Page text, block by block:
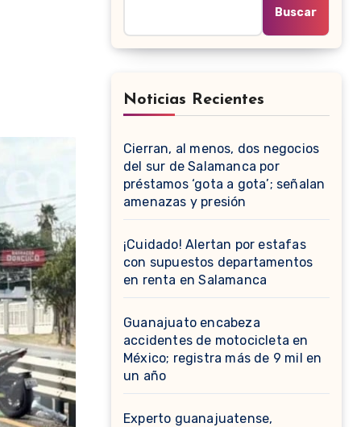
Buscar
Noticias Recientes
Cierran, al menos, dos negocios
del sur de Salamanca por
préstamos ‘gota a gota’; señalan
amenazas y presión
¡Cuidado! Alertan por estafas
con supuestos departamentos
en renta en Salamanca
Guanajuato encabeza
accidentes de motocicleta en
México; registra más de 9 mil en
un año
Experto guanajuatense,